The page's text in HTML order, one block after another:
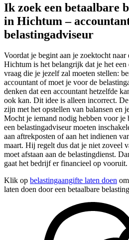
Ik zoek een betaalbare
in Hichtum –
belastingadviseur
Voordat je begint aan je zoektocht naar
Hichtum is het belangrijk dat je het
vraag die je jezelf zal moeten stellen:
accountant of moet je voor de
denken dat een accountant hetzelfde
ook kan. Dit idee is alleen incorrect.
zijn met het opstellen van balansen en
Mocht je iemand nodig hebben voor je
een belastingadviseur moeten
aan aftrekposten of aan het indienen
maart. Hij regelt dus dat je niet zoveel
moet afstaan aan de belastingdienst.
gaat het bedrijf er financieel op vooruit.
Klik op belastingaangifte laten doen
laten doen door een betaalbare